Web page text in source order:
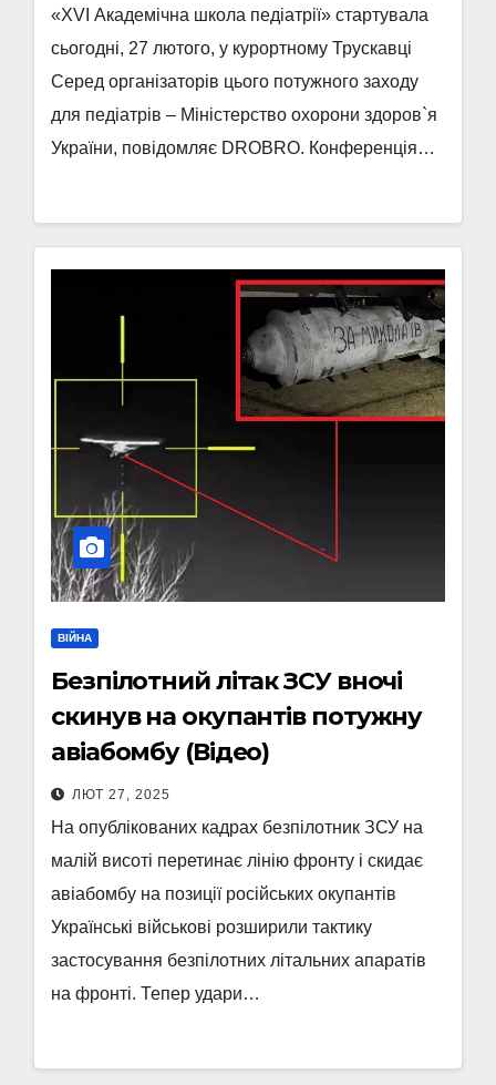
«XVI Академічна школа педіатрії» стартувала
сьогодні, 27 лютого, у курортному Трускавці
Серед організаторів цього потужного заходу
для педіатрів – Міністерство охорони здоров`я
України, повідомляє DROBRO. Конференція…
ВІЙНА
Безпілотний літак ЗСУ вночі
скинув на окупантів потужну
авіабомбу (Відео)
ЛЮТ 27, 2025
На опублікованих кадрах безпілотник ЗСУ на
малій висоті перетинає лінію фронту і скидає
авіабомбу на позиції російських окупантів
Українські військові розширили тактику
застосування безпілотних літальних апаратів
на фронті. Тепер удари…